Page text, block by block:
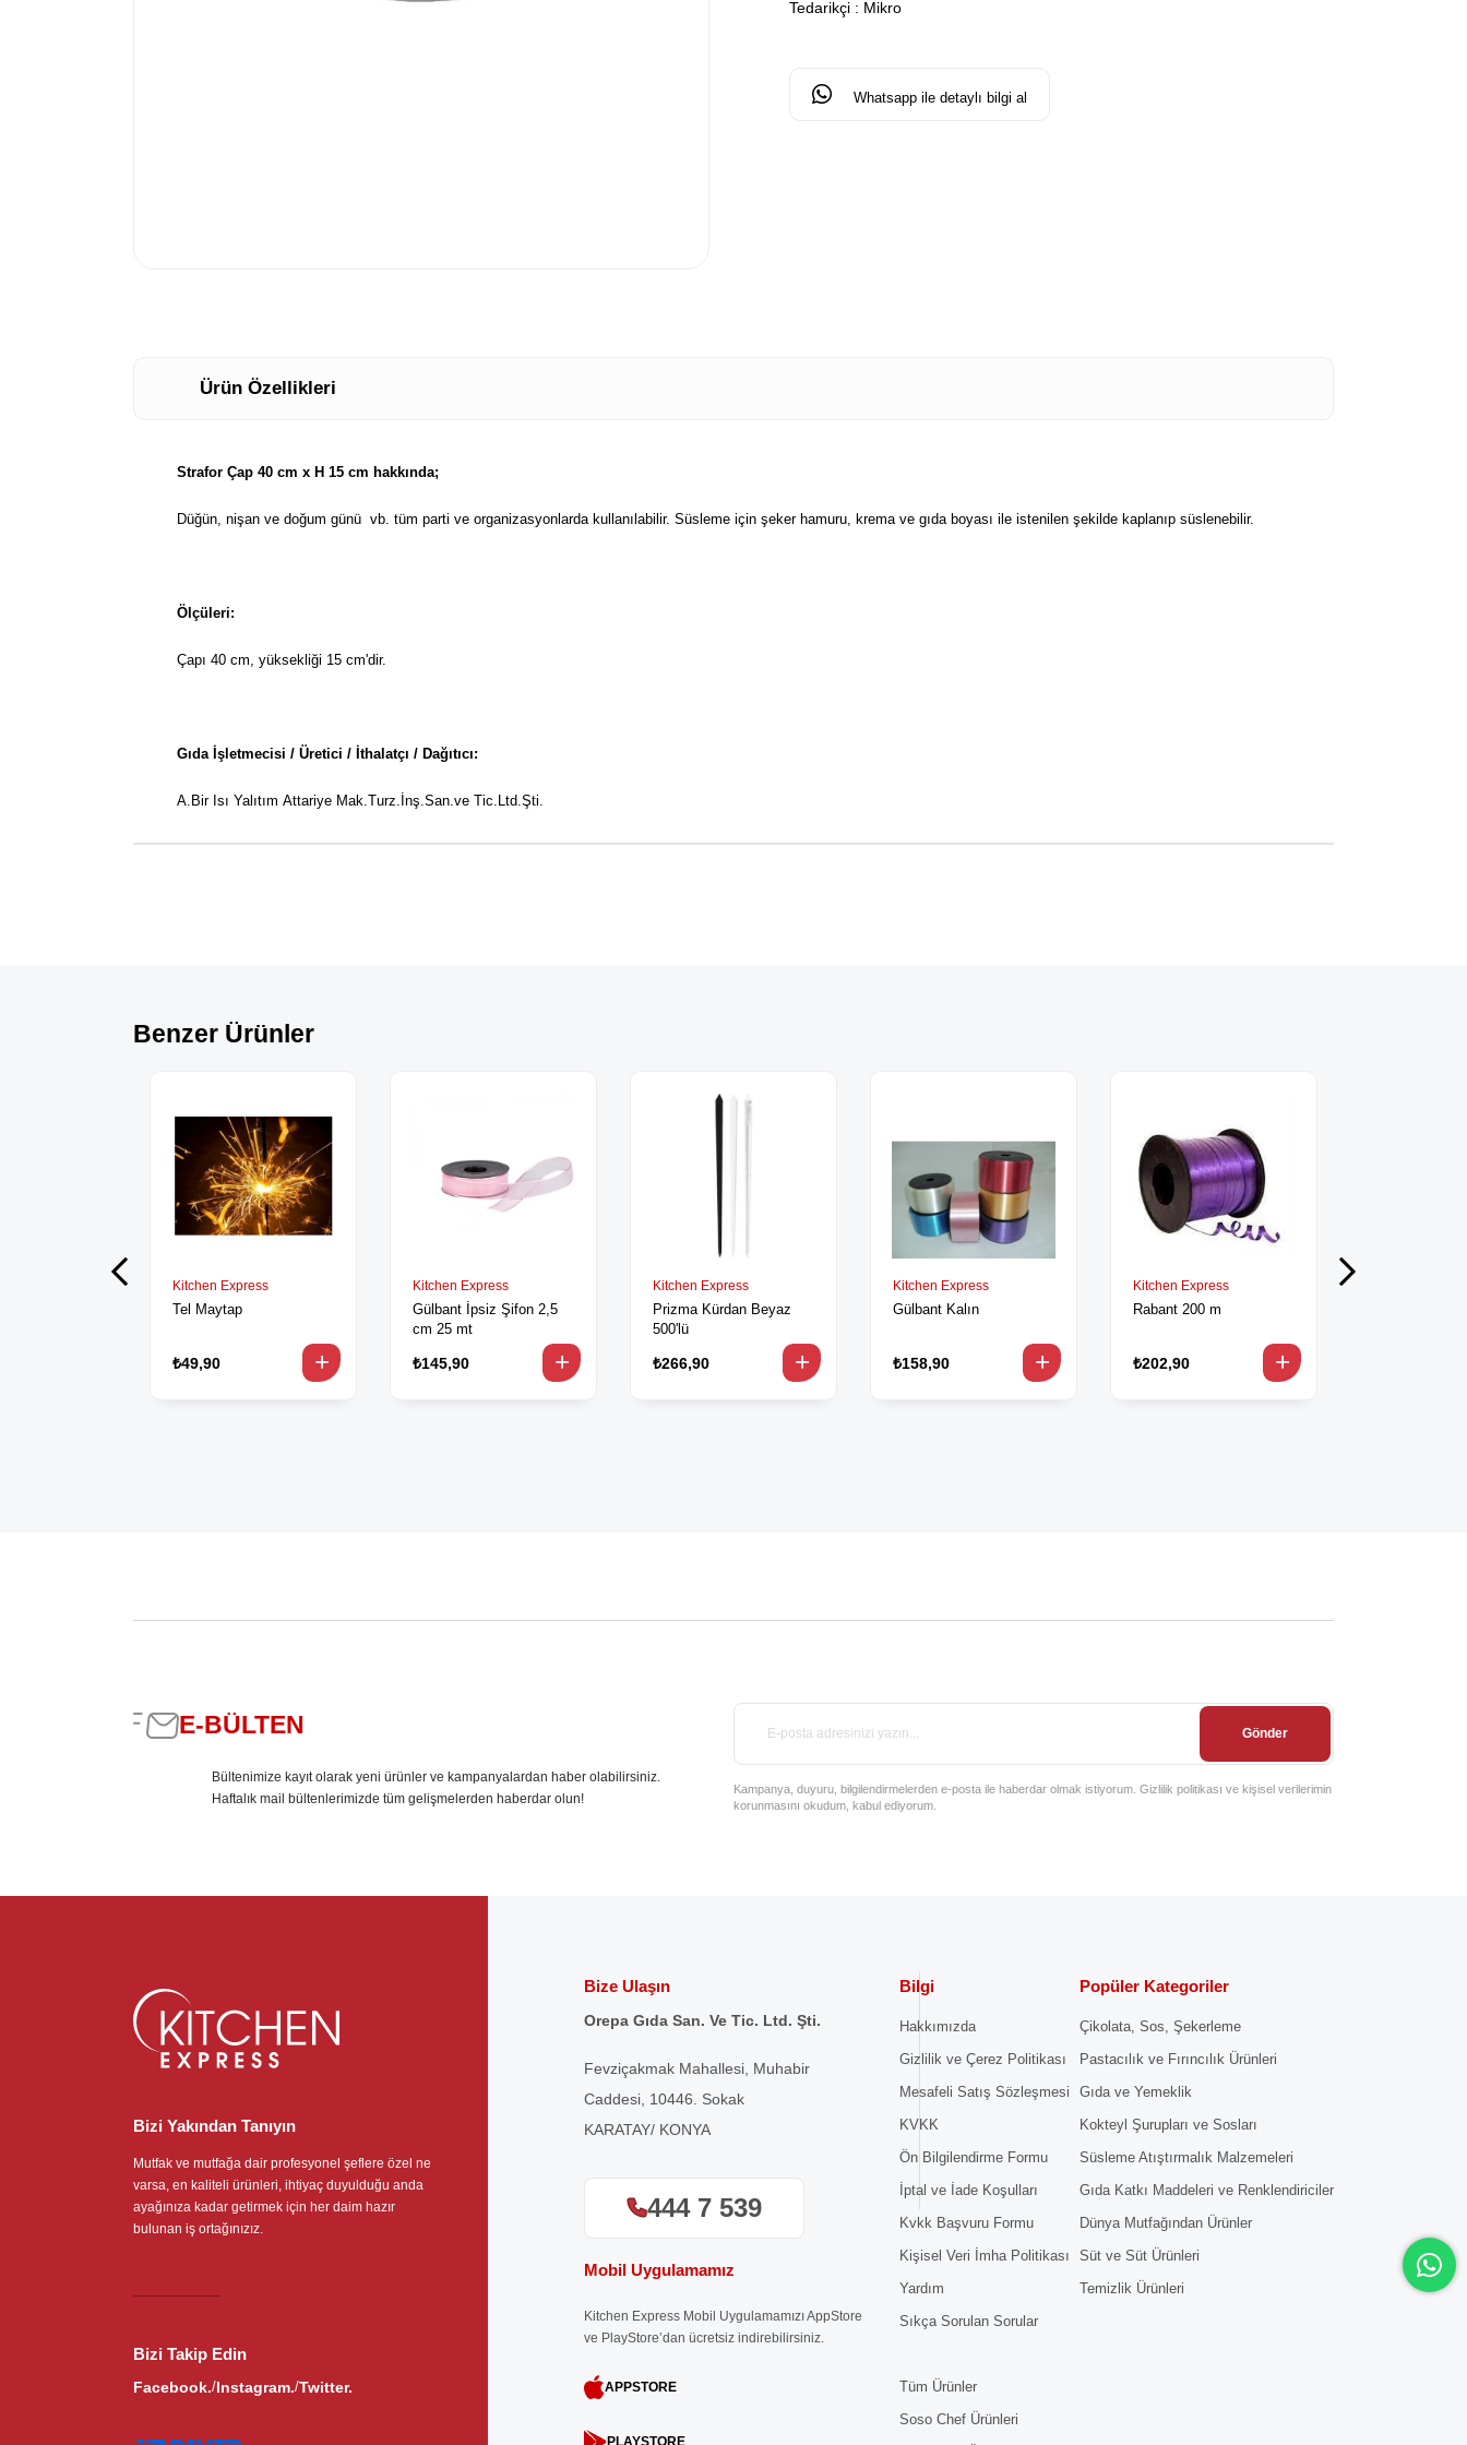
Tedarikçi : Mikro
Whatsapp ile detaylı bilgi al
Ürün Özellikleri
Strafor Çap 40 cm x H 15 cm hakkında;
Düğün, nişan ve doğum günü vb. tüm parti ve organizasyonlarda kullanılabilir. Süsleme için şeker hamuru, krema ve gıda boyası ile istenilen şekilde kaplanıp süslenebilir.
Ölçüleri:
Çapı 40 cm, yüksekliği 15 cm'dir.
Gıda İşletmecisi / Üretici / İthalatçı / Dağıtıcı:
A.Bir Isı Yalıtım Attariye Mak.Turz.İnş.San.ve Tic.Ltd.Şti.
Benzer Ürünler
Kitchen Express
Tel Maytap
₺49,90
Kitchen Express
Gülbant İpsiz Şifon 2,5
cm 25 mt
₺145,90
Kitchen Express
Prizma Kürdan Beyaz
500'lü
₺266,90
Kitchen Express
Gülbant Kalın
₺158,90
Kitchen Express
Rabant 200 m
₺202,90
E-BÜLTEN
Bültenimize kayıt olarak yeni ürünler ve kampanyalardan haber olabilirsiniz.
Haftalık mail bültenlerimizde tüm gelişmelerden haberdar olun!
Gönder
Kampanya, duyuru, bilgilendirmelerden e-posta ile haberdar olmak istiyorum. Gizlilik politikası ve kişisel verilerimin
korunmasını okudum, kabul ediyorum.
Bizi Yakından Tanıyın
Mutfak ve mutfağa dair profesyonel şeflere özel ne
varsa, en kaliteli ürünleri, ihtiyaç duyulduğu anda
ayağınıza kadar getirmek için her daim hazır
bulunan iş ortağınızız.
Bizi Takip Edin
Facebook./Instagram./Twitter.
Bize Ulaşın
Orepa Gıda San. Ve Tic. Ltd. Şti.
Fevziçakmak Mahallesi, Muhabir
Caddesi, 10446. Sokak
KARATAY/ KONYA
444 7 539
Mobil Uygulamamız
Kitchen Express Mobil Uygulamamızı AppStore
ve PlayStore’dan ücretsiz indirebilirsiniz.
APPSTORE
PLAYSTORE
Bilgi
Hakkımızda
Gizlilik ve Çerez Politikası
Mesafeli Satış Sözleşmesi
KVKK
Ön Bilgilendirme Formu
İptal ve İade Koşulları
Kvkk Başvuru Formu
Kişisel Veri İmha Politikası
Yardım
Sıkça Sorulan Sorular
Tüm Ürünler
Soso Chef Ürünleri
Popüler Kategoriler
Çikolata, Sos, Şekerleme
Pastacılık ve Fırıncılık Ürünleri
Gıda ve Yemeklik
Kokteyl Şurupları ve Sosları
Süsleme Atıştırmalık Malzemeleri
Gıda Katkı Maddeleri ve Renklendiriciler
Dünya Mutfağından Ürünler
Süt ve Süt Ürünleri
Temizlik Ürünleri